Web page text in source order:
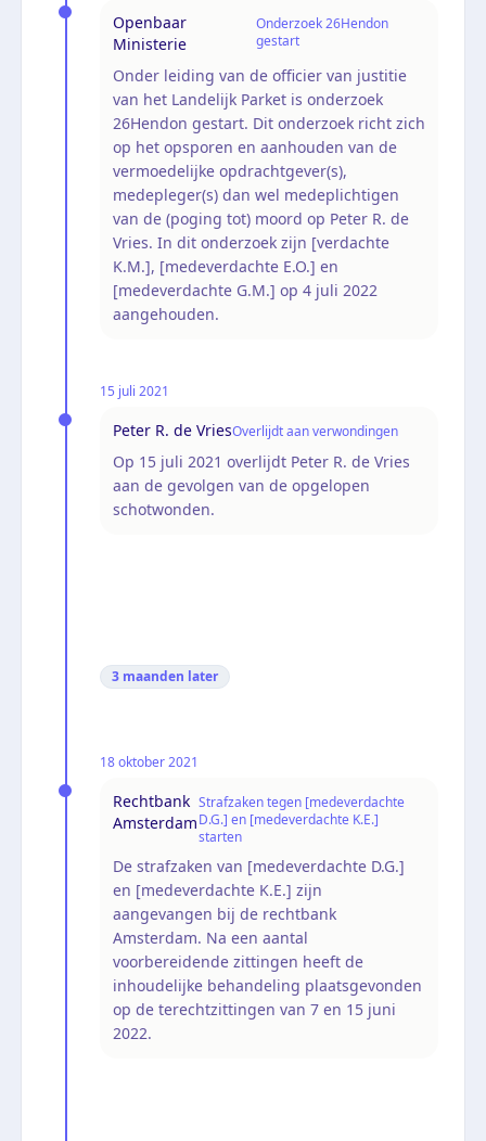
Openbaar
Ministerie
Onderzoek 26Hendon
gestart
Onder leiding van de officier van justitie
van het Landelijk Parket is onderzoek
26Hendon gestart. Dit onderzoek richt zich
op het opsporen en aanhouden van de
vermoedelijke opdrachtgever(s),
medepleger(s) dan wel medeplichtigen
van de (poging tot) moord op Peter R. de
Vries. In dit onderzoek zijn [verdachte
K.M.], [medeverdachte E.O.] en
[medeverdachte G.M.] op 4 juli 2022
aangehouden.
15 juli 2021
Peter R. de VriesOverlijdt aan verwondingen
Op 15 juli 2021 overlijdt Peter R. de Vries
aan de gevolgen van de opgelopen
schotwonden.
3 maanden later
18 oktober 2021
Rechtbank
Amsterdam
Strafzaken tegen [medeverdachte
D.G.] en [medeverdachte K.E.]
starten
De strafzaken van [medeverdachte D.G.]
en [medeverdachte K.E.] zijn
aangevangen bij de rechtbank
Amsterdam. Na een aantal
voorbereidende zittingen heeft de
inhoudelijke behandeling plaatsgevonden
op de terechtzittingen van 7 en 15 juni
2022.